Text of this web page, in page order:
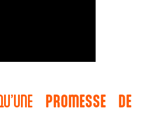
PROMESSE DE